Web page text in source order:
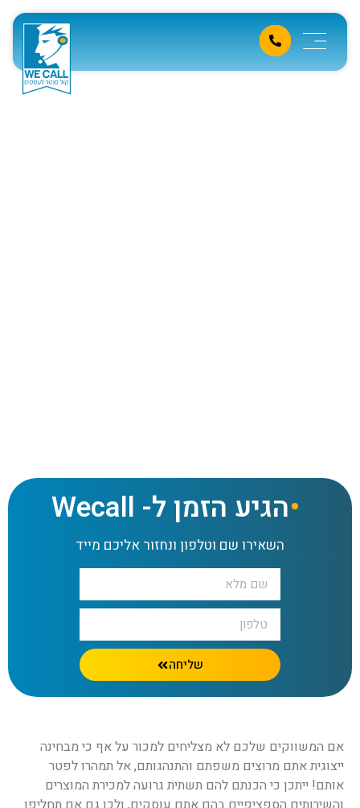
הגיע הזמן ל- Wecall
השאירו שם וטלפון ונחזור אליכם מייד
שליחה
אם המשווקים שלכם לא מצליחים למכור על אף כי מבחינה
ייצוגית אתם מרוצים משפתם והתנהגותם, אל תמהרו לפטר
אותם! ייתכן כי הכנתם להם תשתית גרועה למכירת המוצרים